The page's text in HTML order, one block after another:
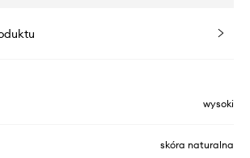
wysoki
skóra naturalna